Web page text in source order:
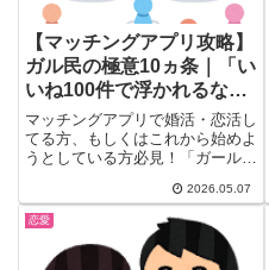
【マッチングアプリ攻略】
ガル民の極意10ヵ条｜「い
いね100件で浮かれるな」
「車に乗せたがる男は
100%ヤリモク」
マッチングアプリで婚活・恋活し
てる方、もしくはこれから始めよ
うとしている方必見！「ガールズ
2026.05.07
恋愛